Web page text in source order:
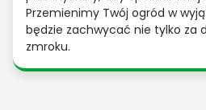
Przemienimy Twój ogród w
będzie zachwycać nie tylko za
zmroku.